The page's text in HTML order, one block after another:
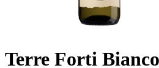
Terre Forti